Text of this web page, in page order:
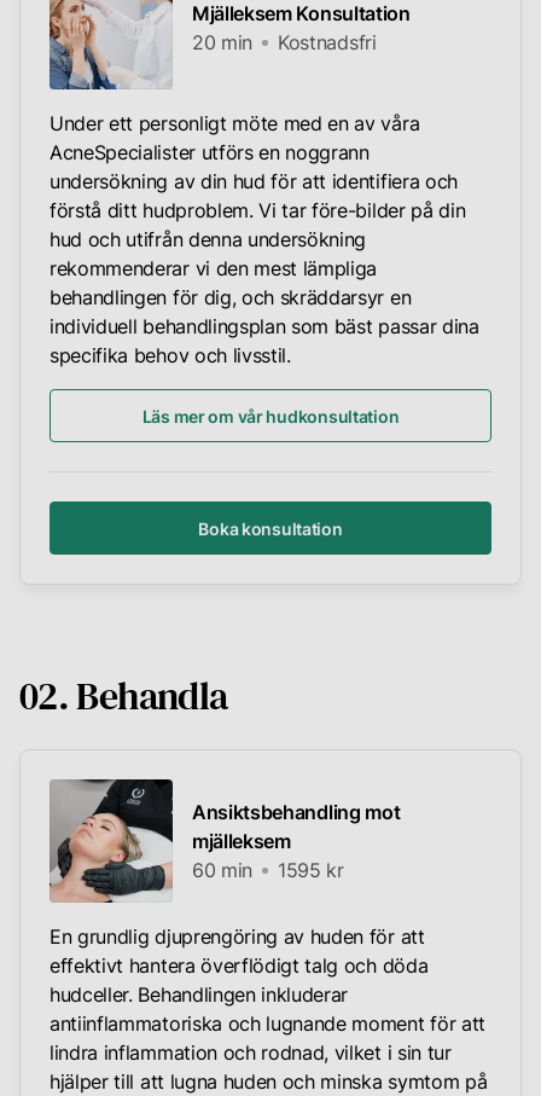
Mjälleksem Konsultation
20 min
Kostnadsfri
Under ett personligt möte med en av våra
AcneSpecialister utförs en noggrann
undersökning av din hud för att identifiera och
förstå ditt hudproblem. Vi tar före-bilder på din
hud och utifrån denna undersökning
rekommenderar vi den mest lämpliga
behandlingen för dig, och skräddarsyr en
individuell behandlingsplan som bäst passar dina
specifika behov och livsstil.
Läs mer om vår hudkonsultation
Boka konsultation
02. Behandla
Ansiktsbehandling mot
mjälleksem
60 min
1595 kr
En grundlig djuprengöring av huden för att
effektivt hantera överflödigt talg och döda
hudceller. Behandlingen inkluderar
antiinflammatoriska och lugnande moment för att
lindra inflammation och rodnad, vilket i sin tur
hjälper till att lugna huden och minska symtom på